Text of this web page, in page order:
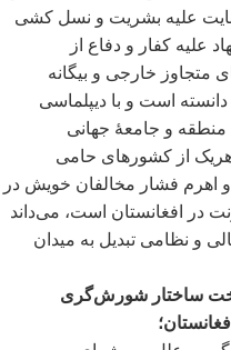
علیه بشریت و نسل کشی
علیه کفار و دفاع از
متجاوز خارجی و بیگانه
است و با دیپلماسی
و جامعۀ جهانی
از کشورهای حامی
اهرم فشار مخالفان خویش در
در افغانستان است، میداند
و نظامی تبدیل به میدان
ساختار شورشگری